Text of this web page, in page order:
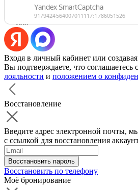
Запросить код
Уже есть аккаунт?Войти
Или
Входя в личный кабинет или
Вы подтверждаете, что соглашаетесь
лояльности и положением о
Восстановление
Введите адрес электронной почты,
с ссылкой для восстановления
Восстановить пароль
Восстановить по телефону
Моё бронирование